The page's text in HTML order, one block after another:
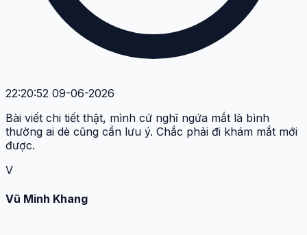
22:20:52 09-06-2026
Bài viết chi tiết thật, mình cứ nghĩ ngứa mắt là bình
thường ai dè cũng cần lưu ý. Chắc phải đi khám mắt mới
được.
V
Vũ Minh Khang